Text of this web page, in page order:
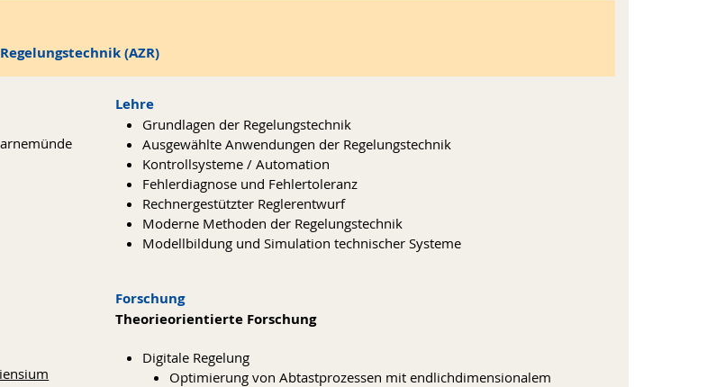
(AZR)
Lehre
Grundlagen der Regelungstechnik
Ausgewählte Anwendungen der Regelungstechnik
Kontrollsysteme / Automation
Fehlerdiagnose und Fehlertoleranz
Rechnergestützter Reglerentwurf
Moderne Methoden der Regelungstechnik
Modellbildung und Simulation technischer Systeme
Forschung
Theorieorientierte Forschung
Digitale Regelung
Optimierung von Abtastprozessen mit endlichdimensionalem